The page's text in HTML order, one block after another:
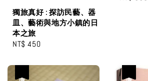
獨旅真好 : 探訪民藝、器
皿、藝術與地方小鎮的日
本之旅
Regular
NT$ 450